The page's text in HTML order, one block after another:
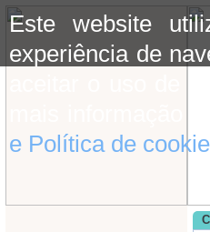
Este website
experiência de
e Política de